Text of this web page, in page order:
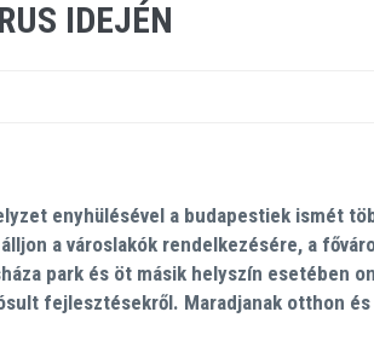
IDEJÉN
enyhülésével a budapestiek ismét
a városlakók rendelkezésére, a
park és öt másik helyszín esetében
fejlesztésekről. Maradjanak otthon